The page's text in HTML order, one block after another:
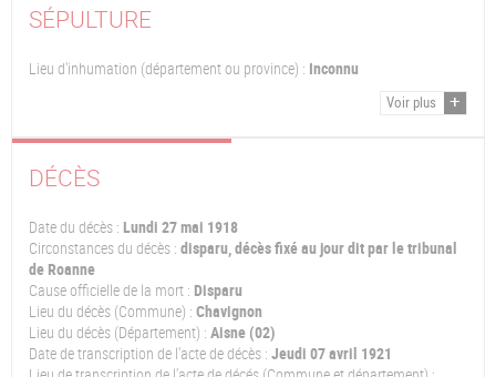
SÉPULTURE
Lieu d'inhumation (département ou province) : Inconnu
Voir plus
DÉCÈS
Date du décès : Lundi 27 mai 1918
Circonstances du décès : disparu, décès fixé au jour dit par le tribunal
de Roanne
Cause officielle de la mort : Disparu
Lieu du décès (Commune) : Chavignon
Lieu du décès (Département) : Aisne (02)
Date de transcription de l'acte de décès : Jeudi 07 avril 1921